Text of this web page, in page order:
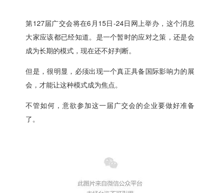
第127届广交会将在6月15日-24日网上举办，这个消息
大家应该都已经知道。是一个暂时的应对之策，还是会
成为长期的模式，现在还不好判断。
但是，很明显，必须出现一个真正具备国际影响力的展
会，才能让这种模式成为焦点。
不管如何，意欲参加这一届广交会的企业要做好准备
了。